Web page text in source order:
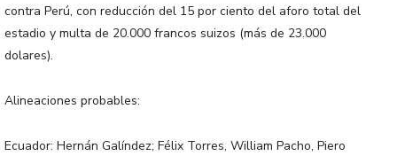
contra Perú, con reducción del 15 por ciento del aforo total del
estadio y multa de 20.000 francos suizos (más de 23.000
dolares).
Alineaciones probables:
Ecuador: Hernán Galíndez; Félix Torres, William Pacho, Piero